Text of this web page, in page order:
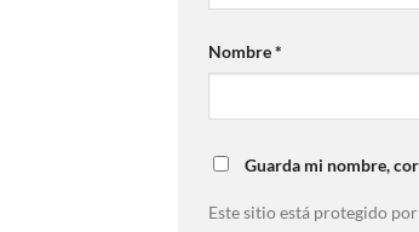
Nombre*
Guarda mi nombre,
Este sitio está protegido